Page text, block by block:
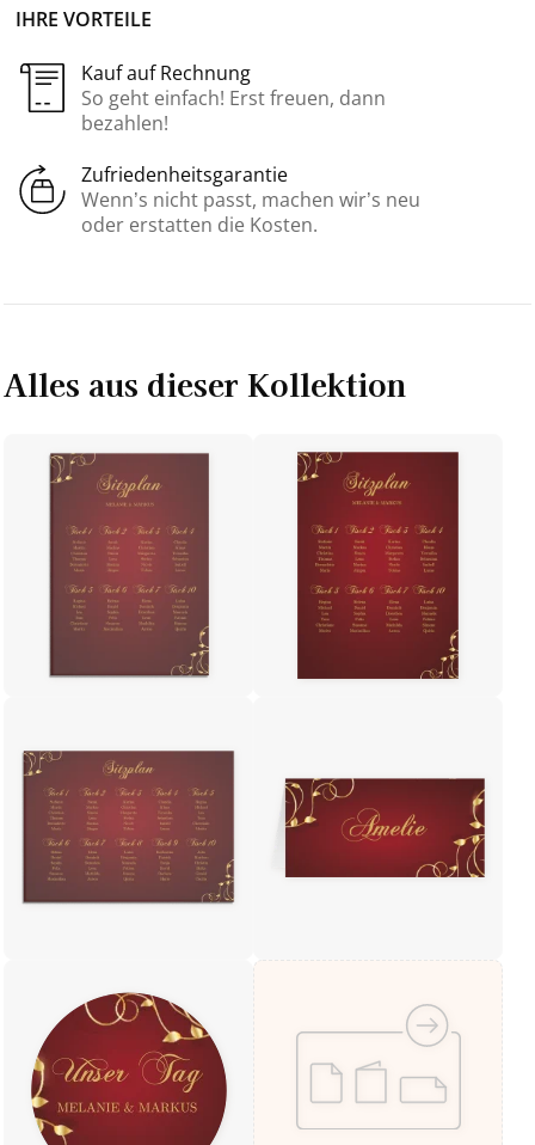
IHRE VORTEILE
Kauf auf Rechnung
So geht einfach! Erst freuen, dann
bezahlen!
Zufriedenheitsgarantie
Wenn’s nicht passt, machen wir’s neu
oder erstatten die Kosten.
Alles aus dieser Kollektion